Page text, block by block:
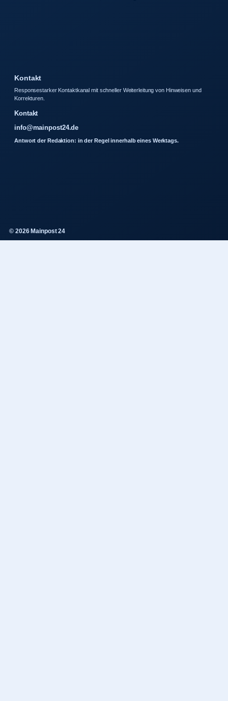
Kontakt
Responsestarker Kontaktkanal mit schneller Weiterleitung von Hinweisen und
Korrekturen.
Kontakt
info@mainpost24.de
Antwort der Redaktion: in der Regel innerhalb eines Werktags.
© 2026 Mainpost 24